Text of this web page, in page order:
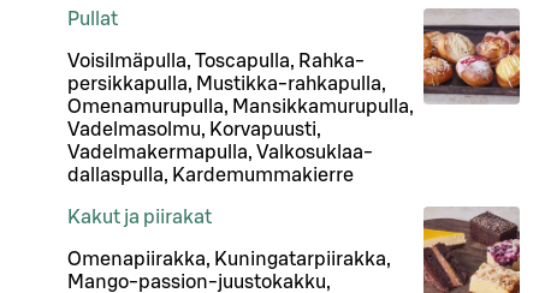
Pullat
Voisilmäpulla, Toscapulla, Rahka-
persikkapulla, Mustikka-rahkapulla,
Omenamurupulla, Mansikkamurupulla,
Vadelmasolmu, Korvapuusti,
Vadelmakermapulla, Valkosuklaa-
dallaspulla, Kardemummakierre
Kakut ja piirakat
Omenapiirakka, Kuningatarpiirakka,
Mango-passion-juustokakku,